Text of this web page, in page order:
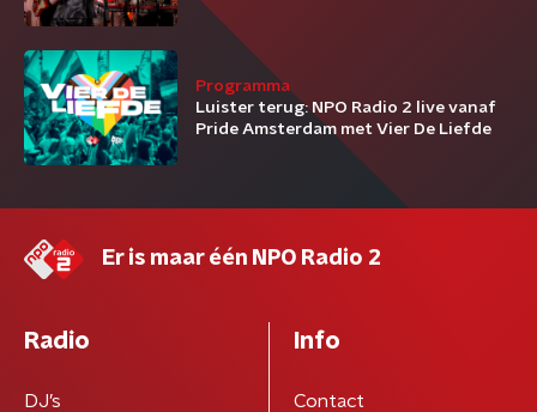
Programma
Luister terug: NPO Radio 2 live vanaf
Pride Amsterdam met Vier De Liefde
Er is maar één NPO Radio 2
Radio
DJ’s
Info
Contact